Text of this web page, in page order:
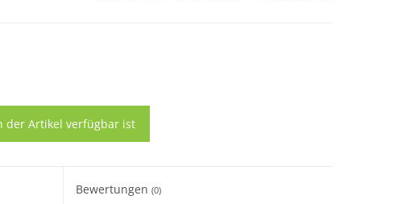
der Artikel verfügbar ist
Bewertungen(0)